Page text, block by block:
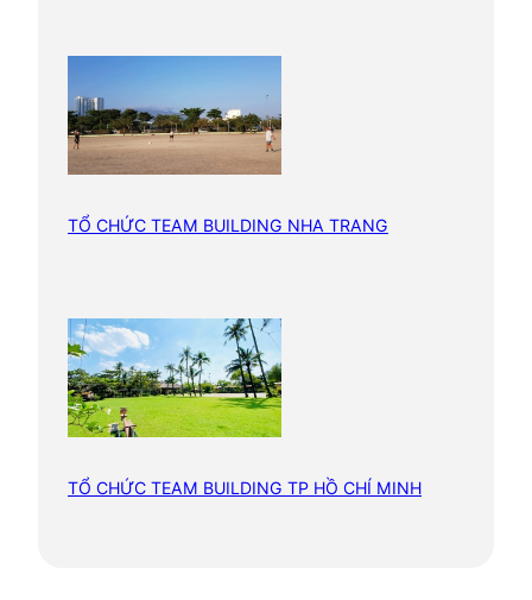
TỔ CHỨC TEAM BUILDING NHA TRANG
TỔ CHỨC TEAM BUILDING TP HỒ CHÍ MINH